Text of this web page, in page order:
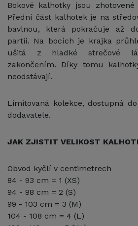
Bokové kalhotky jsou
Přední část kalhotek je na
bavlnou, která pokračuje až
partií. Na bocích je krajka
ušitá z hladké strečové
zakončením. Díky tomu
neodstávají.
Limitovaná kolekce, dostupná
dodavatele.
JAK ZJISTIT VELIKOST
Obvod kyčlí v centimetrech
84 - 93 cm = 1 (XS)
94 - 98 cm = 2 (S)
99 - 103 cm = 3 (M)
104 - 108 cm = 4 (L)